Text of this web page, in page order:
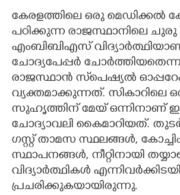
കേരളത്തിലെ ഒരു മെഡിക്കൽ
പഠിക്കുന്ന രാജസ്ഥാനിലെ ചുരു
എംബിബിഎസ്
ചോദ്യപേപ്പർ
രാജസ്ഥാൻ സ്‌‌പെഷ്യൽ
വ്യക്തമാക്കുന്നത്. സികാറിലെ
സുഹൃത്തിന് മേയ് ഒന്നിനാണ്
ചോദ്യാവലി കൈമാറിയത്.
ഗസ്റ്റ് താമസ സ്ഥലങ്ങൾ,
സ്ഥാപനങ്ങൾ, നീറ്റിനായി
വിദ്യാർത്ഥികൾ
പ്രചരിക്കുകയായിരുന്നു.